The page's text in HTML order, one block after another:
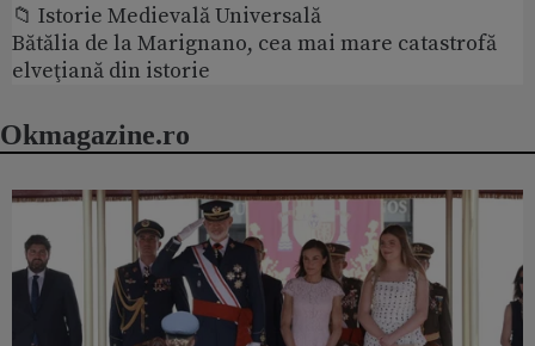
📁 Istorie Medievală Universală
Bătălia de la Marignano, cea mai mare catastrofă
elveţiană din istorie
Okmagazine.ro